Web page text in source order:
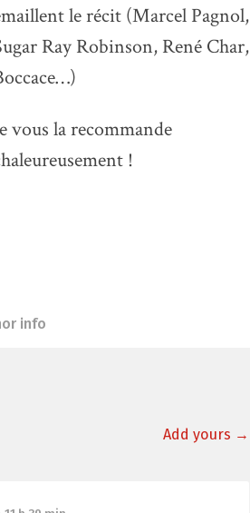
le récit (Marcel Pagnol,
Ray Robinson, René Char,
vous la recommande
!
info
Add yours →